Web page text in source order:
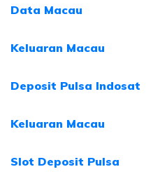
Data Macau
Keluaran Macau
Deposit Pulsa Indosat
Keluaran Macau
Slot Deposit Pulsa